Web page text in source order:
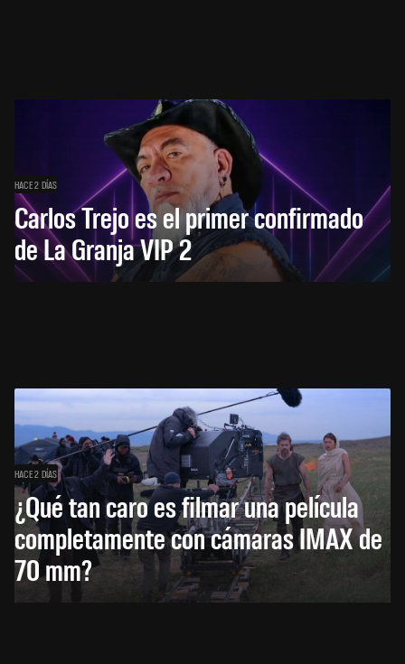
HACE 2 DÍAS
Carlos Trejo es el primer confirmado
de La Granja VIP 2
HACE 2 DÍAS
¿Qué tan caro es filmar una película
completamente con cámaras IMAX de
70 mm?